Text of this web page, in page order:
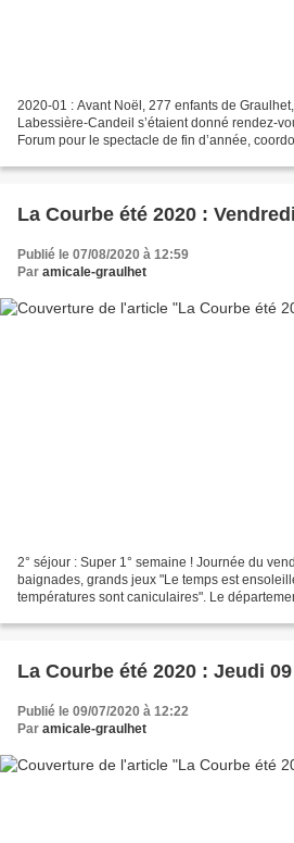
2020-01 : Avant Noël, 277 enfants de
Labessière-Candeil s’étaient donné rendez-
Forum pour le spectacle de fin d’année,
La Courbe été 2020 :
Publié le 07/08/2020 à 12:59
Par amicale-graulhet
2° séjour : Super 1° semaine ! Journée du
baignades, grands jeux "Le temps est
températures sont caniculaires". Le
La Courbe été 2020 : Jeudi
Publié le 09/07/2020 à 12:22
Par amicale-graulhet